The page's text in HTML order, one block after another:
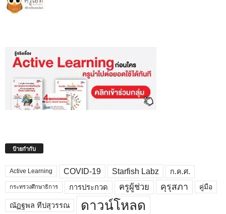
ป้ายกำกับ
Active Learning COVID-19 Starfish Labz ก.ค.ศ.
กระทรวงศึกษาธิการ การประกวด ครูผู้ช่วย คุรุสภา คู่มือ
ณัฏฐพล ทีปสุวรรณ ดาวน์โหลด